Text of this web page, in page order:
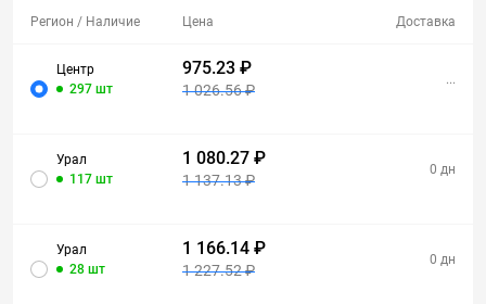
Регион / Наличие Цена Доставка
Центр
297 шт
975.23 ₽
1 026.56 ₽
...
Урал
117 шт
1 080.27 ₽
1 137.13 ₽
0 дн
Урал
28 шт
1 166.14 ₽
1 227.52 ₽
0 дн